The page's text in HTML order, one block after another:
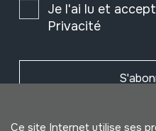
Je l'ai lu et
Privacité
Ce site Internet utilise ses